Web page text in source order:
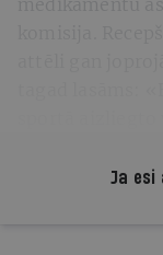
Ja esi